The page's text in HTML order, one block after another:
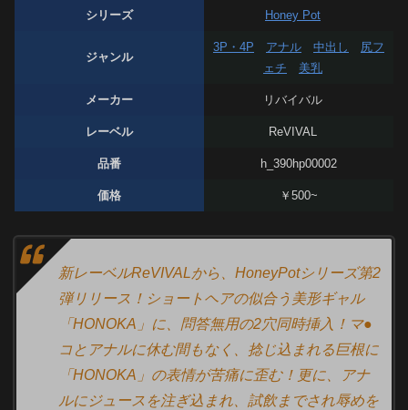
シリーズ Honey Pot
ジャンル
3P・4P アナル 中出し
尻フ
ェチ
美乳
メーカー リバイバル
レーベル ReVIVAL
品番 h_390hp00002
価格 ￥500~
新レーベルReVIVALから、HoneyPotシリーズ第2
弾リリース！ショートヘアの似合う美形ギャル
「HONOKA」に、問答無用の2穴同時挿入！マ●
コとアナルに休む間もなく、捻じ込まれる巨根に
「HONOKA」の表情が苦痛に歪む！更に、アナ
ルにジュースを注ぎ込まれ、試飲までされ辱めを